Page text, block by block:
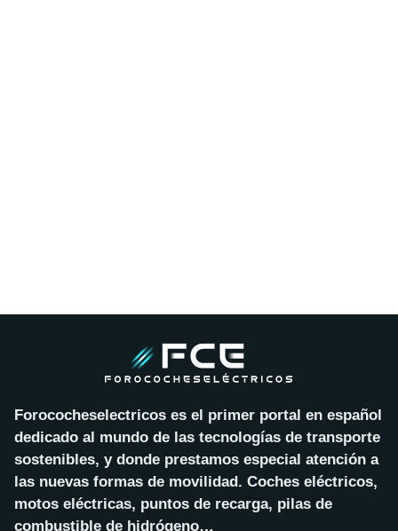
Forococheselectricos es el primer portal en español
dedicado al mundo de las tecnologías de transporte
sostenibles, y donde prestamos especial atención a
las nuevas formas de movilidad. Coches eléctricos,
motos eléctricas, puntos de recarga, pilas de
combustible de hidrógeno…